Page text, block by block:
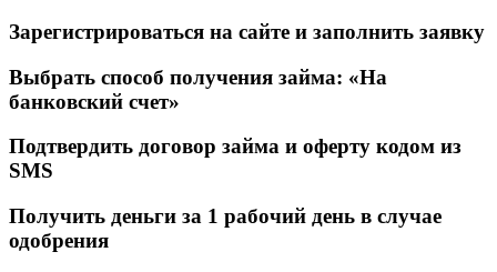
Зарегистрироваться на сайте и заполнить заявку
Выбрать способ получения займа: «На
банковский счет»
Подтвердить договор займа и оферту кодом из
SMS
Получить деньги за 1 рабочий день в случае
одобрения